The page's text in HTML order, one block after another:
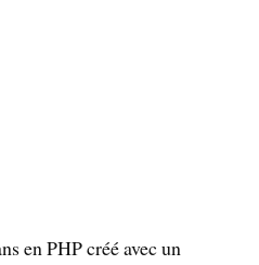
en PHP créé avec un